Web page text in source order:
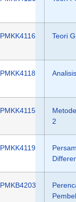
PMKK4116 Teori
PMKK4118
PMKK4115
2
PMKK4119
PMKB4203